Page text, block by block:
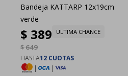
Bandeja KATTARP 12x19cm
verde
$ 389
$649
ULTIMA CHANCE
HASTA12 CUOTAS
|
|